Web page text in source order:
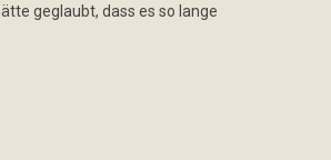
geglaubt, dass es so lange